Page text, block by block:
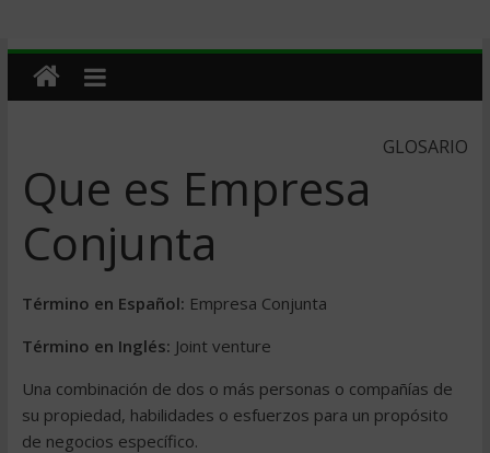
GLOSARIO
Que es Empresa
Conjunta
Término en Español: Empresa Conjunta
Término en Inglés: Joint venture
Una combinación de dos o más personas o compañías de
su propiedad, habilidades o esfuerzos para un propósito
de negocios específico.